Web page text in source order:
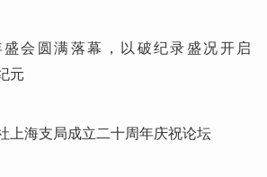
盛会圆满落幕，以破纪录盛况开启
元
上海支局成立二十周年庆祝论坛